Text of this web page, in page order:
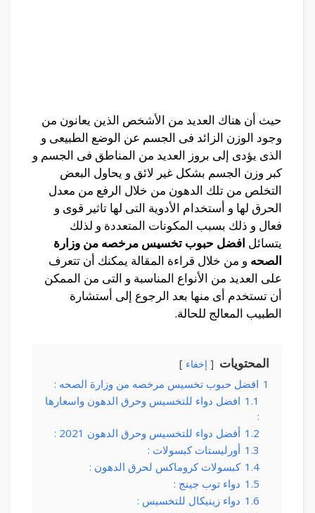
حيث أن هناك العديد من الأشخص الذين يعانون من
وجود الوزن الزائد فى الجسم عن الوضع الطبيعى و
الذى يؤدى إلى بروز العديد من المناطق فى الجسم و
كبر وزن الجسم بشكل غير لائق و يحاول البعض
التخلص من تلك الدهون من خلال الرفع من معدل
الحرق لها و أستخدام الأدوية التى لها تاثير قوى و
فعال و ذلك بسبب المكونات المتعددة و لذلك
يتسائل افضل حبوب تخسيس مرخصه من وزارة
الصحه و من خلال قراءة المقالة يمكنك أن تتعرف
على العديد من الأنواع المناسبة و التى من الممكن
أن تستخدم أى منها بعد الرجوع إلى أستشارة
الطبيب المعالج للحالة.
المحتويات إخفاء
1 افضل حبوب تخسيس مرخصه من وزارة الصحه :
1.1 افضل دواء للتخسيس وحرق الدهون واسعارها
:
1.2 أفضل دواء للتخسيس وحرق الدهون 2021 :
1.3 أورليستات كبسولات :
1.4 كبسولات كروماكس لحرق الدهون :
1.5 دواء توب جينج :
1.6 دواء زينيكال للتخسيس :